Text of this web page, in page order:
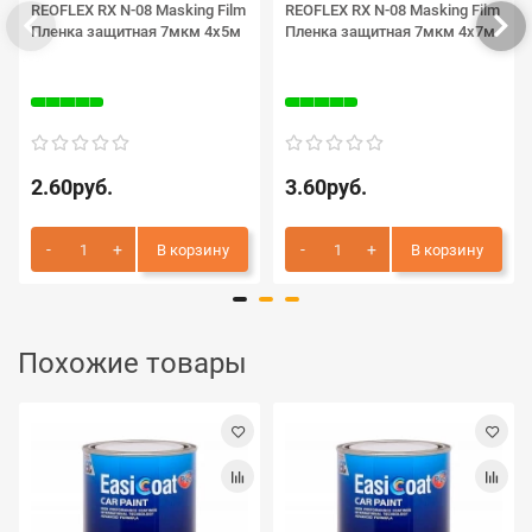
REOFLEX RX N-08 Masking Film
Пленка защитная 7мкм 4х5м
2.60руб.
В корзину
REOFLEX RX N-08 Masking Film
Пленка защитная 7мкм 4х7м
3.60руб.
В корзину
Похожие товары